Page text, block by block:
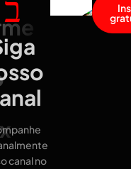
canal no